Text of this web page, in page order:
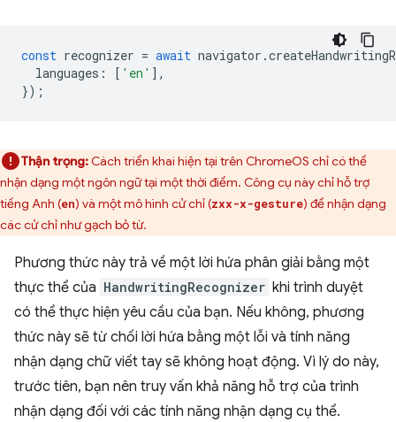
const recognizer = await navigator .
languages : [ 'en' ],
});
Thận trọng:Cách triển khai hiện tại trên ChromeOS chỉ có thể
nhận dạng một ngôn ngữ tại một thời điểm. Công cụ này chỉ hỗ trợ
tiếng Anh (en) và một mô hình cử chỉ (zxx-x-gesture) để nhận dạng
các cử chỉ như gạch bỏ từ.
Phương thức này trả về một lời hứa phân giải bằng một
thực thể của HandwritingRecognizer khi trình duyệt
có thể thực hiện yêu cầu của bạn. Nếu không, phương
thức này sẽ từ chối lời hứa bằng một lỗi và tính năng
nhận dạng chữ viết tay sẽ không hoạt động. Vì lý do này,
trước tiên, bạn nên truy vấn khả năng hỗ trợ của trình
nhận dạng đối với các tính năng nhận dạng cụ thể.